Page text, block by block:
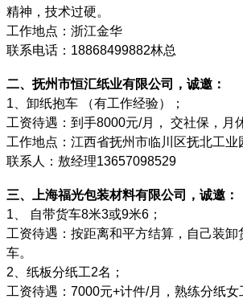
精神，技术过硬。
工作地点：浙江金华
联系电话：18868499882林总
二、抚州市恒汇纸业有限公司，诚邀：
1、卸纸抱车 （有工作经验）；
工资待遇：到手8000元/月， 交社保，月
工作地点：江西省抚州市临川区抚北工业
联系人：敖经理13657098529
三、上海福光包装材料有限公司，诚邀：
1、 自带货车8米3或9米6；
工资待遇：按距离和平方结算，自己装卸
车。
2、纸板分纸工2名；
工资待遇：7000元+计件/月，熟练分纸